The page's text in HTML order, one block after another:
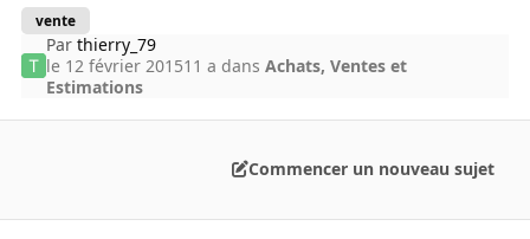
vente
Parthierry_79
le 12 février 201511 a dansAchats, Ventes et
Estimations
Commencer un nouveau sujet